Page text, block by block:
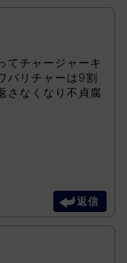
てチャージャーキ
バリチャーは9割
さなくなり不貞腐
返信